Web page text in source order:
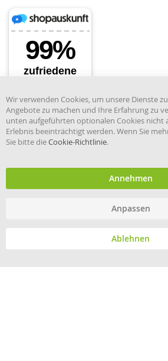
Händler im offiziellen Register
und Information.
© eHygiene 2026 - All rights
Wir verwenden Cookies, um unsere Dienste
Angebote zu machen und Ihre Erfahrung zu
unten aufgeführten optionalen Cookies nicht
Erlebnis beeinträchtigt werden. Wenn Sie
Sie bitte dieCookie-Richtlinie.
Annehmen
Anpassen
Ablehnen